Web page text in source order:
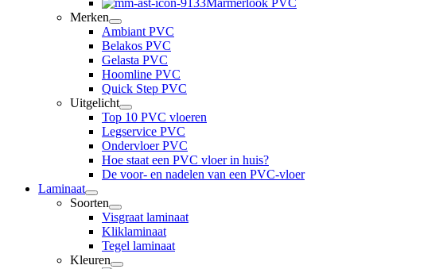
Marmerlook PVC
Merken
Ambiant PVC
Belakos PVC
Gelasta PVC
Hoomline PVC
Quick Step PVC
Uitgelicht
Top 10 PVC vloeren
Legservice PVC
Ondervloer PVC
Hoe staat een PVC vloer in huis?
De voor- en nadelen van een PVC-vloer
Laminaat
Soorten
Visgraat laminaat
Kliklaminaat
Tegel laminaat
Kleuren